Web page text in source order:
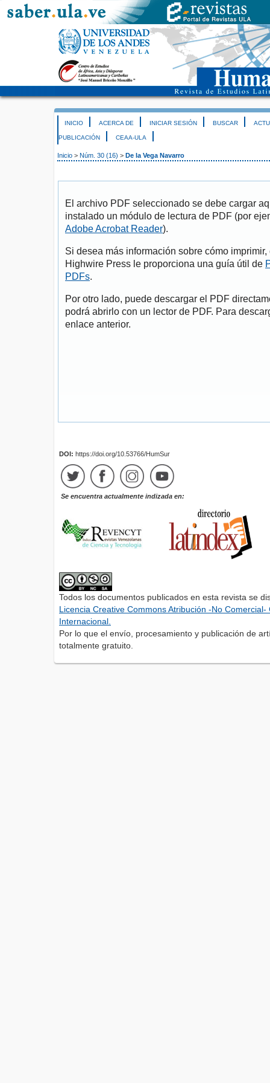
INICIO ACERCA DE INICIAR SESIÓN BUSCAR
PUBLICACIÓN CEAA-ULA
Inicio > Núm. 30 (16) > De la Vega Navarro
El archivo PDF seleccionado se debe cargar
instalado un módulo de lectura de PDF (por
Adobe Acrobat Reader).
Si desea más información sobre cómo
Highwire Press le proporciona una guía útil de
PDFs.
Por otro lado, puede descargar el PDF
podrá abrirlo con un lector de PDF. Para
enlace anterior.
DOI: https://doi.org/10.53766/HumSur
Se encuentra actualmente indizada en:
Todos los documentos publicados en esta revista se
Licencia Creative Commons Atribución -No
Internacional.
Por lo que el envío, procesamiento y publicación de
totalmente gratuito.